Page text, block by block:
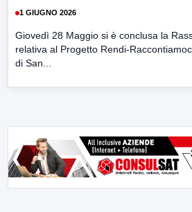
1 GIUGNO 2026
Giovedì 28 Maggio si è conclusa la
relativa al Progetto Rendi-
di San...